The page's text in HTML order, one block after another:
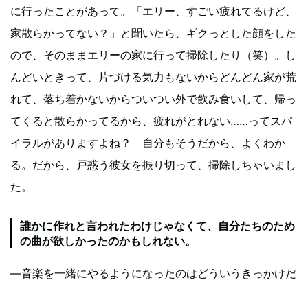
に行ったことがあって。「エリー、すごい疲れてるけど、
家散らかってない？」と聞いたら、ギクっとした顔をした
ので、そのままエリーの家に行って掃除したり（笑）。し
んどいときって、片づける気力もないからどんどん家が荒
れて、落ち着かないからついつい外で飲み食いして、帰っ
てくると散らかってるから、疲れがとれない……ってスパ
イラルがありますよね？ 自分もそうだから、よくわか
る。だから、戸惑う彼女を振り切って、掃除しちゃいまし
た。
誰かに作れと言われたわけじゃなくて、自分たちのため
の曲が欲しかったのかもしれない。
―音楽を一緒にやるようになったのはどういうきっかけだ